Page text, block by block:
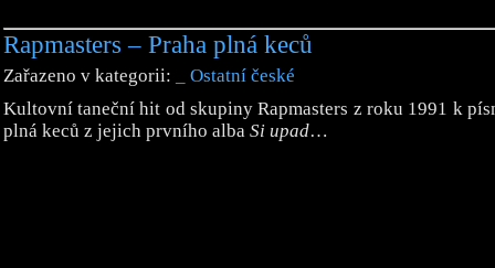
Rapmasters – Praha plná keců
Zařazeno v kategorii:
_ Ostatní české
Kultovní taneční hit od skupiny Rapmasters z roku 1991 k
plná keců z jejich prvního alba Si upad…